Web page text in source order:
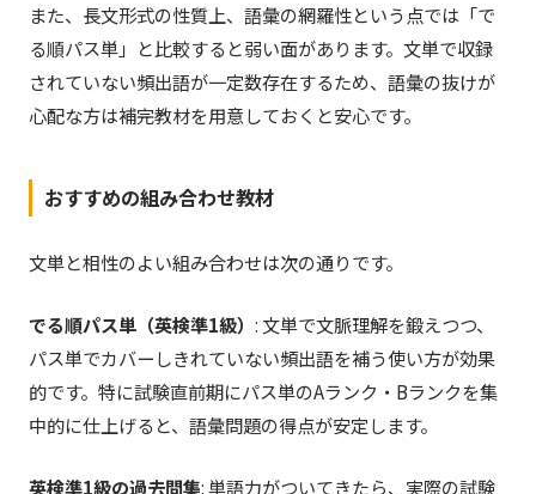
また、長文形式の性質上、語彙の網羅性という点では「で
る順パス単」と比較すると弱い面があります。文単で収録
されていない頻出語が一定数存在するため、語彙の抜けが
心配な方は補完教材を用意しておくと安心です。
おすすめの組み合わせ教材
文単と相性のよい組み合わせは次の通りです。
でる順パス単（英検準1級） : 文単で文脈理解を鍛えつつ、
パス単でカバーしきれていない頻出語を補う使い方が効果
的です。特に試験直前期にパス単のAランク・Bランクを集
中的に仕上げると、語彙問題の得点が安定します。
英検準1級の過去問集: 単語力がついてきたら、実際の試験